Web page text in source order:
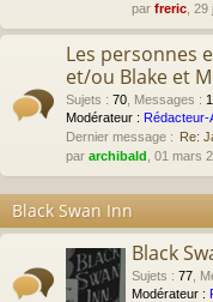
par freric ,
Les personnes
et/ou Blake et
Sujets : 70 Messages :
Modérateur : Rédacteur-
Dernier message : Re:
par archibald , 01 mars
Black Swan Inn
Black
Sujets : 77
Modérateur :